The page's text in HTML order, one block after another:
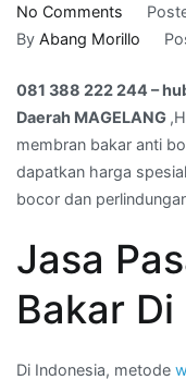
No Comments
081
222
244
–
hubungi
Kami
pasang
di
By Abang Morillo
081 388 222 244 –
Daerah MAGELANG
membran bakar anti
dapatkan harga
bocor dan
Jasa
Bakar
Di Indonesia, metode